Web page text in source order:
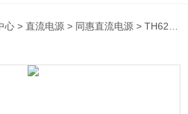
心 >直流电源 > 同惠直流电源 > TH6222同惠线性直流电源